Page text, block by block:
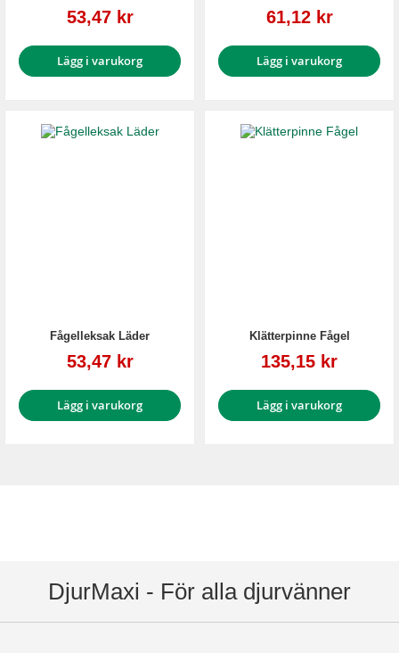
Reapris
53,47 kr
Lägg i varukorg
Reapris
61,12 kr
Lägg i varukorg
Fågelleksak Läder
Reapris
53,47 kr
Lägg i varukorg
Klätterpinne Fågel
Reapris
135,15 kr
Lägg i varukorg
DjurMaxi - För alla djurvänner